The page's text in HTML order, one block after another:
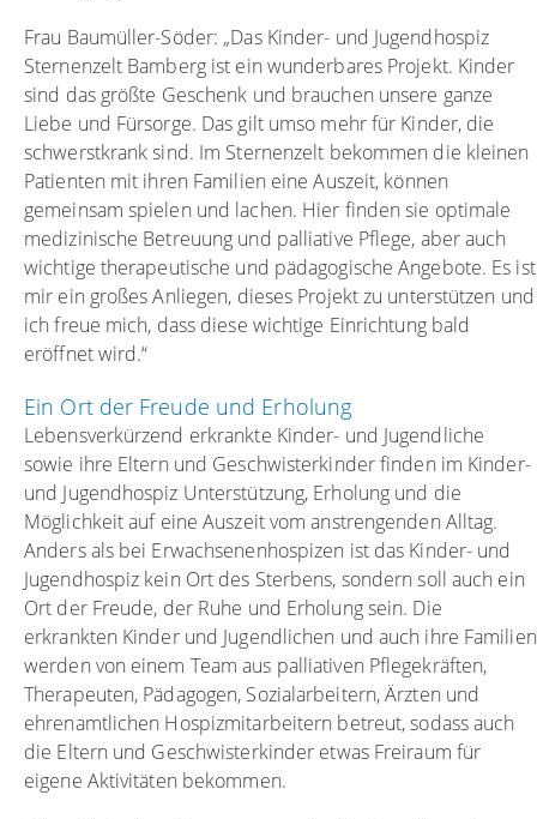
Frau Baumüller-Söder: „Das Kinder- und Jugendhospiz
Sternenzelt Bamberg ist ein wunderbares Projekt. Kinder
sind das größte Geschenk und brauchen unsere ganze
Liebe und Fürsorge. Das gilt umso mehr für Kinder, die
schwerstkrank sind. Im Sternenzelt bekommen die kleinen
Patienten mit ihren Familien eine Auszeit, können
gemeinsam spielen und lachen. Hier finden sie optimale
medizinische Betreuung und palliative Pflege, aber auch
wichtige therapeutische und pädagogische Angebote. Es ist
mir ein großes Anliegen, dieses Projekt zu unterstützen und
ich freue mich, dass diese wichtige Einrichtung bald
eröffnet wird.“
Ein Ort der Freude und Erholung
Lebensverkürzend erkrankte Kinder- und Jugendliche
sowie ihre Eltern und Geschwisterkinder finden im Kinder-
und Jugendhospiz Unterstützung, Erholung und die
Möglichkeit auf eine Auszeit vom anstrengenden Alltag.
Anders als bei Erwachsenenhospizen ist das Kinder- und
Jugendhospiz kein Ort des Sterbens, sondern soll auch ein
Ort der Freude, der Ruhe und Erholung sein. Die
erkrankten Kinder und Jugendlichen und auch ihre Familien
werden von einem Team aus palliativen Pflegekräften,
Therapeuten, Pädagogen, Sozialarbeitern, Ärzten und
ehrenamtlichen Hospizmitarbeitern betreut, sodass auch
die Eltern und Geschwisterkinder etwas Freiraum für
eigene Aktivitäten bekommen.